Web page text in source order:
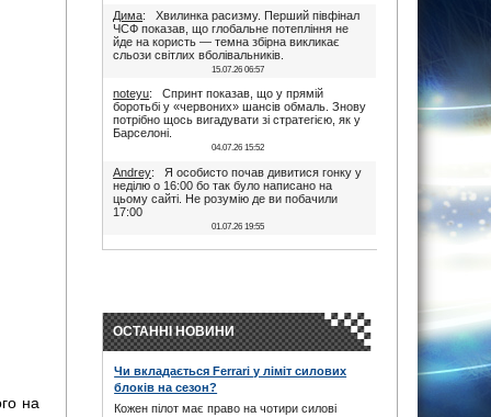
на
Дима: Хвилинка расизму. Перший півфінал
ЧСФ показав, що глобальне потепління не
йде на користь — темна збірна викликає
сльози світлих вболівальників.
15.07.26 06:57
noteyu: Спринт показав, що у прямій
боротьбі у «червоних» шансів обмаль. Знову
потрібно щось вигадувати зі стратегією, як у
Барселоні.
04.07.26 15:52
Andrey: Я особисто почав дивитися гонку у
неділю о 16:00 бо так було написано на
цьому сайті. Не розумію де ви побачили
17:00
01.07.26 19:55
Дима: Іди на..., я не заповнюю ці поля. В
maxizh: Було написано початок в 17:00. Не
трусі. Якщо руко-жоп, то визнай і сиди
тихесенько, вчись якісно працювати.
Дима: То злийся нафіг звідси, початок гонки
в 16:00. Все правильно написано було.
Червоних перехвалили. Що творили їх
ОСТАННІ НОВИНИ
Чи вкладається Ferrari у ліміт силових
блоків на сезон?
Кожен пілот має право на чотири силові